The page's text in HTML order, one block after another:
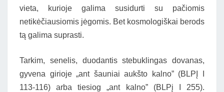
vieta, kurioje galima susidurti su pačiomis
netikėčiausiomis jėgomis. Bet kosmologiškai berods
tą galima suprasti.
Tarkim, senelis, duodantis stebuklingas dovanas,
gyvena girioje „ant šauniai aukšto kalno” (BLPĮ I
113-116) arba tiesiog „ant kalno” (BLPį I 255).